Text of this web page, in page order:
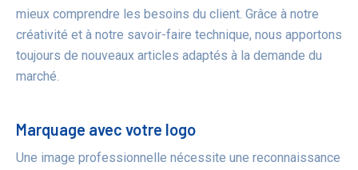
mieux comprendre les besoins du client. Grâce à notre
créativité et à notre savoir-faire technique, nous apportons
toujours de nouveaux articles adaptés à la demande du
marché.
Marquage avec votre logo
Une image professionnelle nécessite une reconnaissance